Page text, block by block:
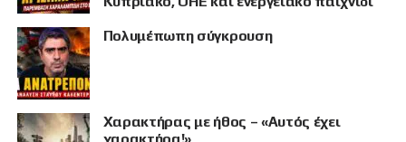
Πολυμέπωπη σύγκρουση
Χαρακτήρας με ήθος – «Αυτός έχει